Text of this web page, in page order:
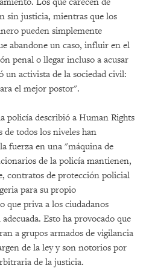
sin justicia, mientras que los
pueden simplemente
abandone un caso, influir en el
penal o llegar incluso a acusar
activista de la sociedad civil:
el mejor postor".
policía describió a Human Rights
de todos los niveles han
fuerza en una "máquina de
de la policía mantienen,
contratos de protección policial
para su propio
que priva a los ciudadanos
Esto ha provocado que
a grupos armados de vigilancia
de la ley y son notorios por
de la justicia.